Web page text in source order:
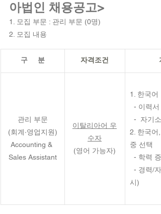
아법인 채용공고>
1. 모집 부문 : 관리 부문 (0명)
2. 모집 내용
구     분 자격조건
관리 부문
(회계·영업지원)
Accounting &
Sales Assistant
이탈리아어 우
수자
(영어 가능자)
1. 한국어
  - 이력서
-  자기
2. 한국어
중 선택
- 학력
시)